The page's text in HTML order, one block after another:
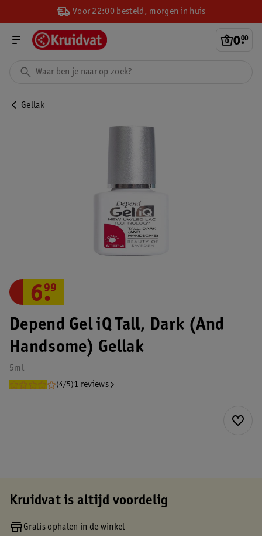
Voor 22:00 besteld, morgen in huis
0.
00
Gellak
Depend Gel iQ Tall, Dark (And
Handsome) Gellak
5ml
(4/5)1 reviews
6.
99
Kruidvat is altijd voordelig
Gratis ophalen in de winkel